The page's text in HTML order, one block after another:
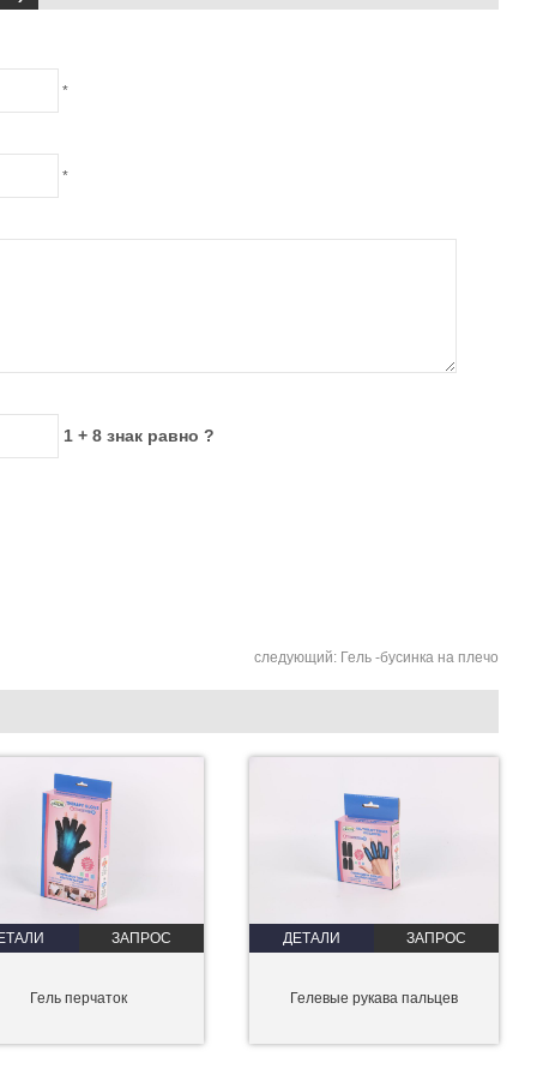
*
*
1 + 8 знак равно ?
следующий: Гель -бусинка на плечо
ЗАПРОС
Гель перчаток
ДЕТАЛИ ЗАПРОС
Гелевые рукава пальцев